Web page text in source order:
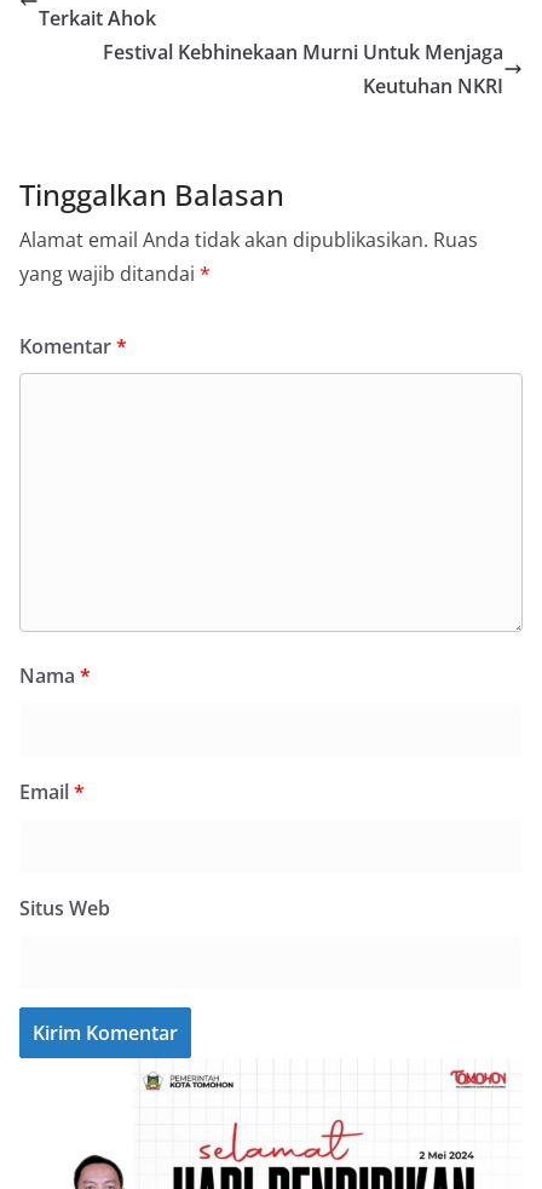
Terkait Ahok
Festival Kebhinekaan Murni Untuk Menjaga
Keutuhan NKRI
Tinggalkan Balasan
Alamat email Anda tidak akan dipublikasikan. Ruas
yang wajib ditandai *
Komentar*
Nama *
Email*
Situs Web